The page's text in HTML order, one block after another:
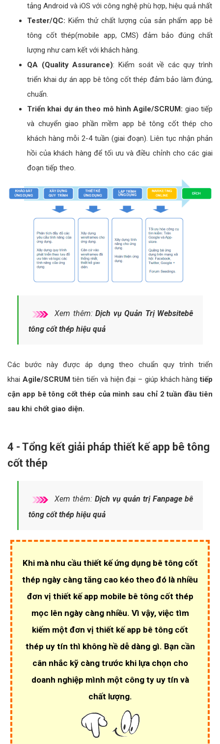
tảng Android và iOS với công nghệ phù hợp, hiệu quả nhất
Tester/QC: Kiểm thử chất lượng của sản phẩm app bê
tông cốt thép(mobile app, CMS) đảm bảo đúng chất
lượng như cam kết với khách hàng.
QA (Quality Assurance): Kiểm soát về các quy trình
triển khai dự án app bê tông cốt thép đảm bảo làm đúng,
chuẩn.
Triển khai dự án theo mô hình Agile/SCRUM: giao tiếp
và chuyển giao phần mềm app bê tông cốt thép cho
khách hàng mỗi 2-4 tuần (giai đoạn). Liên tục nhận phản
hồi của khách hàng để tối ưu và điều chỉnh cho các giai
đoạn tiếp theo.
Xem thêm:Dịch vụ Quản Trị Websitebê
tông cốt thép hiệu quả
Các bước này được áp dụng theo chuẩn quy trình triển
khai Agile/SCRUM tiên tiến và hiện đại – giúp khách hàng tiếp
cận app bê tông cốt thép của mình sau chỉ 2 tuần đầu tiên
sau khi chốt giao diện.
4 - Tổng kết giải pháp thiết kế app bê tông
cốt thép
Xem thêm: Dịch vụ quản trị Fanpage bê
tông cốt thép hiệu quả
Khi mà nhu cầu thiết kế ứng dụng bê tông cốt
thép ngày càng tăng cao kéo theo đó là nhiều
đơn vị thiết kế app mobile bê tông cốt thép
mọc lên ngày càng nhiều. Vì vậy, việc tìm
kiếm một đơn vị thiết kế app bê tông cốt
thép uy tín thì không hề dễ dàng gì. Bạn cần
cân nhắc kỹ càng trước khi lựa chọn cho
doanh nghiệp mình một công ty uy tín và
chất lượng.